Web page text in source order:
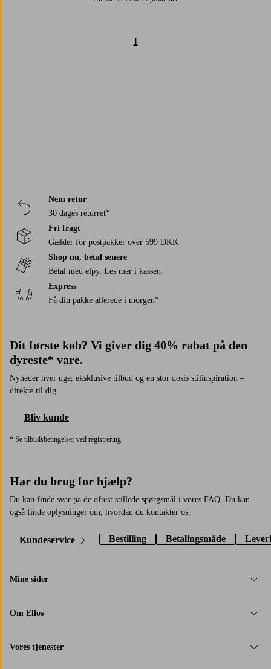
1
Nem retur
30 dages returret*
Fri fragt
Gælder for postpakker over 599 DKK
Shop nu, betal senere
Betal med elpy. Les mer i kassen.
Express
Få din pakke allerede i morgen*
Dit første køb? Vi giver dig 40% rabat på den
dyreste* vare.
Nyheder hver uge, eksklusive tilbud og en stor dosis stilinspiration –
direkte til dig.
Bliv kunde
* Se tilbudsbetingelser ved registrering
Har du brug for hjælp?
Du kan finde svar på de oftest stillede spørgsmål i vores FAQ. Du kan
også finde oplysninger om, hvordan du kontakter os.
Kundeservice Bestilling Betalingsmåde
Mine sider
Om Ellos
Vores tjenester